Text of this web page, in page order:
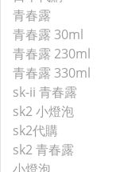
青春露
青春露 30ml
青春露 230ml
青春露 330ml
sk-ii 青春露
sk2 小燈泡
sk2代購
sk2 青春露